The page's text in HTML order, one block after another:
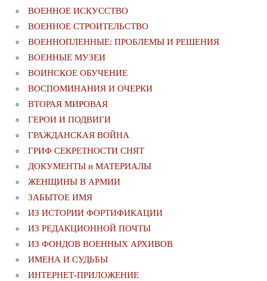
ВОЕННОЕ ИСКУССТВО
ВОЕННОЕ СТРОИТЕЛЬСТВО
ВОЕННОПЛЕННЫЕ: ПРОБЛЕМЫ И РЕШЕНИЯ
ВОЕННЫЕ МУЗЕИ
ВОИНСКОЕ ОБУЧЕНИЕ
ВОСПОМИНАНИЯ И ОЧЕРКИ
ВТОРАЯ МИРОВАЯ
ГЕРОИ И ПОДВИГИ
ГРАЖДАНСКАЯ ВОЙНА
ГРИФ СЕКРЕТНОСТИ СНЯТ
ДОКУМЕНТЫ и МАТЕРИАЛЫ
ЖЕНЩИНЫ В АРМИИ
ЗАБЫТОЕ ИМЯ
ИЗ ИСТОРИИ ФОРТИФИКАЦИИ
ИЗ РЕДАКЦИОННОЙ ПОЧТЫ
ИЗ ФОНДОВ ВОЕННЫХ АРХИВОВ
ИМЕНА И СУДЬБЫ
ИНТЕРНЕТ-ПРИЛОЖЕНИЕ